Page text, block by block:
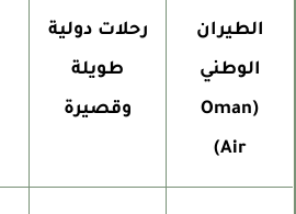
الطيران
الوطني
(Oman
Air)
رحلات دولية
طويلة
وقصيرة